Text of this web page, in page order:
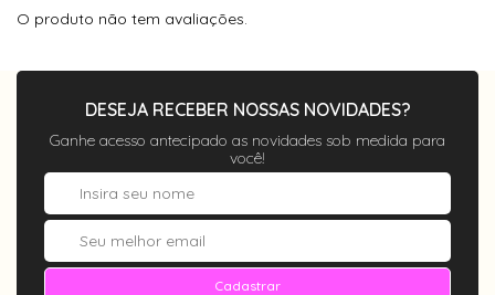
ser perfuradas na montagem. Antes de
de lente correto.
Itens inclusos:
1- Caixinha porta óculos acrílico com forro;
1- Flanela de pano - limpa lentes;
* Cores dos itens aleatórias.
O produto não tem avaliações.
DESEJA RECEBER NOSSAS NOVIDADES?
Ganhe acesso antecipado as novidades sob medida para
você!
Cadastrar